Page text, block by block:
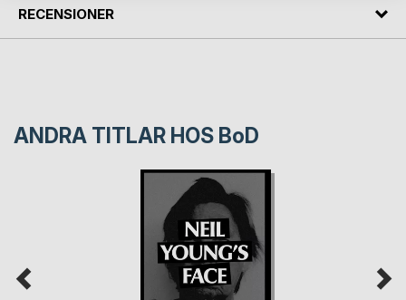
RECENSIONER
ANDRA TITLAR HOS BoD